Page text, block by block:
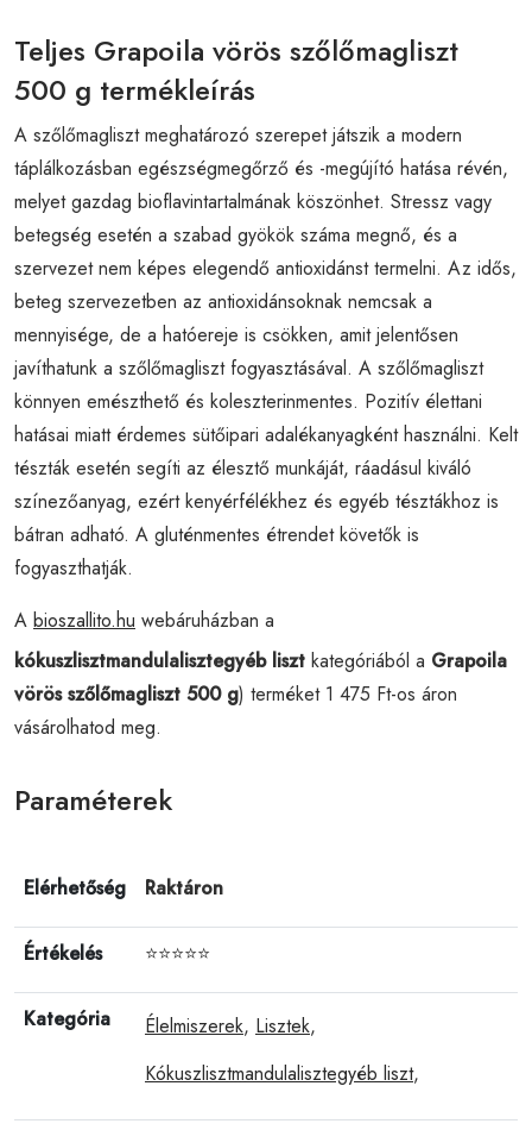
Teljes Grapoila vörös szőlőmagliszt
500 g termékleírás
A szőlőmagliszt meghatározó szerepet játszik a modern
táplálkozásban egészségmegőrző és -megújító hatása révén,
melyet gazdag bioflavintartalmának köszönhet. Stressz vagy
betegség esetén a szabad gyökök száma megnő, és a
szervezet nem képes elegendő antioxidánst termelni. Az idős,
beteg szervezetben az antioxidánsoknak nemcsak a
mennyisége, de a hatóereje is csökken, amit jelentősen
javíthatunk a szőlőmagliszt fogyasztásával. A szőlőmagliszt
könnyen emészthető és koleszterinmentes. Pozitív élettani
hatásai miatt érdemes sütőipari adalékanyagként használni. Kelt
tészták esetén segíti az élesztő munkáját, ráadásul kiváló
színezőanyag, ezért kenyérfélékhez és egyéb tésztákhoz is
bátran adható. A gluténmentes étrendet követők is
fogyaszthatják.
A bioszallito.hu webáruházban a
kókuszlisztmandulalisztegyéb liszt kategóriából a Grapoila
vörös szőlőmagliszt 500 g) terméket 1 475 Ft-os áron
vásárolhatod meg.
Paraméterek
Elérhetőség Raktáron
Értékelés ⭐⭐⭐⭐⭐
Kategória Élelmiszerek, Lisztek,
Kókuszlisztmandulalisztegyéb liszt,